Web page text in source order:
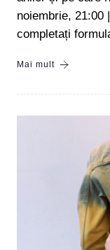
noiembrie, 21:00
completați
Mai mult